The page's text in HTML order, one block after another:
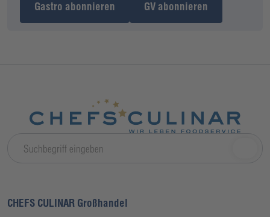
Gastro abonnieren GV abonnieren
CHEFS CULINAR Großhandel